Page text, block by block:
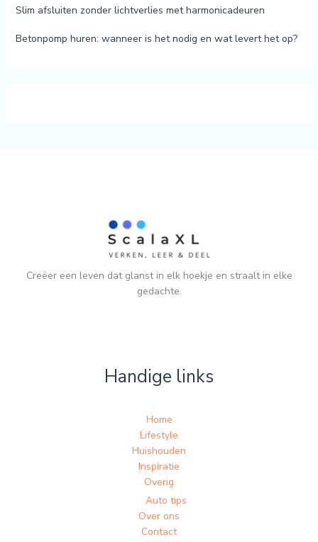
Slim afsluiten zonder lichtverlies met harmonicadeuren
Betonpomp huren: wanneer is het nodig en wat levert het op?
Creëer een leven dat glanst in elk hoekje en straalt in elke
gedachte.
Handige links
Home
Lifestyle
Huishouden
Inspiratie
Overig
Auto tips
Over ons
Contact